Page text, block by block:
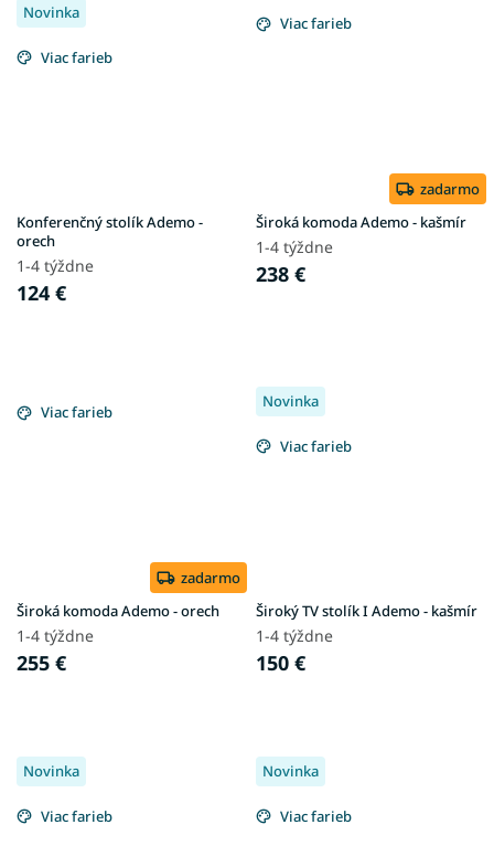
Novinka
Viac farieb
Konferenčný stolík Ademo -
orech
1-4 týždne
124 €
Viac farieb
zadarmo
Široká komoda Ademo - kašmír
1-4 týždne
238 €
Viac farieb
zadarmo
Široká komoda Ademo - orech
1-4 týždne
255 €
Novinka
Viac farieb
Široký TV stolík I Ademo - kašmír
1-4 týždne
150 €
Novinka
Viac farieb
Novinka
Viac farieb